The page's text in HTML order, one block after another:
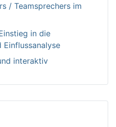
/ Teamsprechers im
in die
Einflussanalyse
interaktiv